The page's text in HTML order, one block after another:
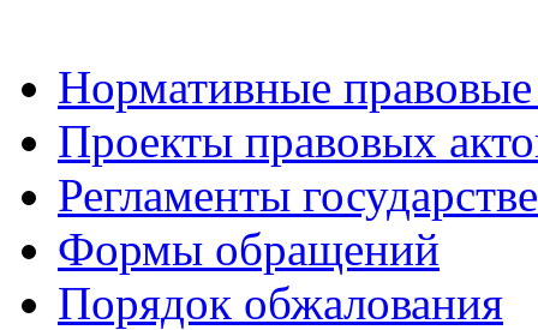
Нормативные
Проекты правовых
Регламенты
Формы обращений
Порядок обжалования